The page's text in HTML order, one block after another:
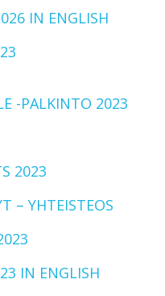
IN ENGLISH
-PALKINTO 2023
2023
– YHTEISTEOS
IN ENGLISH